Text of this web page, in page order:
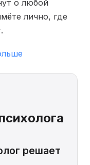
о любой
лично, где
решает